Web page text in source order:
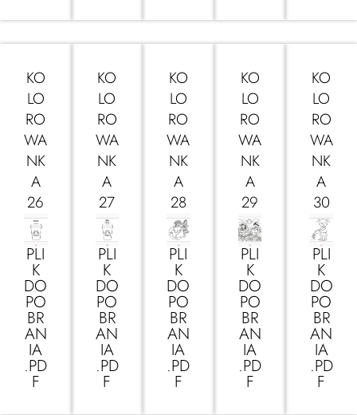
KO
LO
RO
WA
NK
A
26
PLI
K
DO
PO
BR
AN
IA
.PD
F
KO
LO
RO
WA
NK
A
27
PLI
K
DO
PO
BR
AN
IA
.PD
F
KO
LO
RO
WA
NK
A
28
PLI
K
DO
PO
BR
AN
IA
.PD
F
KO
LO
RO
WA
NK
A
29
PLI
K
DO
PO
BR
AN
IA
.PD
F
KO
LO
RO
WA
NK
A
30
PLI
K
DO
PO
BR
AN
IA
.PD
F